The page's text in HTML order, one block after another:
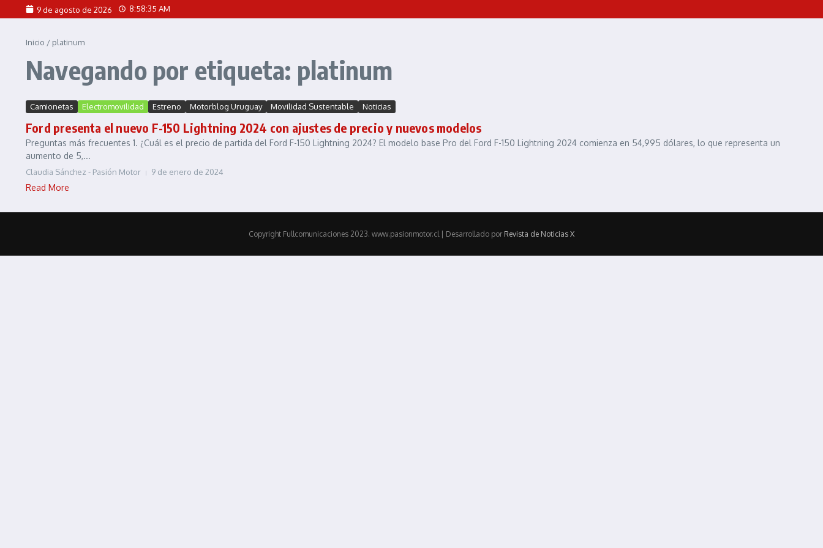
Saltar al contenido9 de agosto de 2026 8:58:35 AM
Inicio / platinum
Navegando por etiqueta: platinum
Camionetas Electromovilidad Estreno Motorblog Uruguay Movilidad Sustentable Noticias
Ford presenta el nuevo F-150 Lightning 2024 con ajustes de precio y nuevos modelos
Preguntas más frecuentes 1. ¿Cuál es el precio de partida del Ford F-150 Lightning 2024? El modelo base Pro del Ford F-150 Lightning 2024 comienza en 54,995 dólares, lo que representa un
aumento de 5,...
Claudia Sánchez - Pasión Motor 9 de enero de 2024
Read More
Copyright Fullcomunicaciones 2023. www.pasionmotor.cl | Desarrollado por Revista de Noticias X